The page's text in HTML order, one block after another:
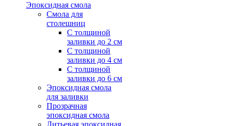
Эпоксидная смола
Смола для
столешниц
С толщиной
заливки до 2 см
С толщиной
заливки до 4 см
С толщиной
заливки до 6 см
Эпоксидная смола
для заливки
Прозрачная
эпоксидная смола
Литьевая эпоксидная